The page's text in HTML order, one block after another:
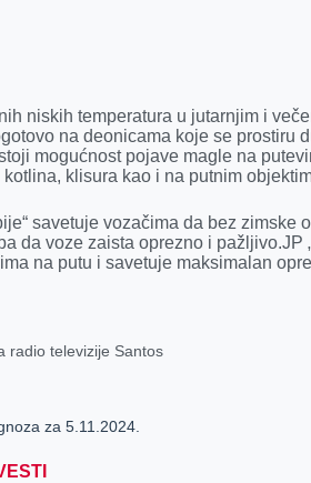
n
g
r
d
I
n
A
p
niskih temperatura u jutarnjim i
na deonicama koje se prostiru
mogućnost pojave magle na
kotlina, klisura kao i na putnim
savetuje vozačima da bez
da voze zaista oprezno i
na putu i savetuje maksimalan
radio televizije Santos
za 5.11.2024.